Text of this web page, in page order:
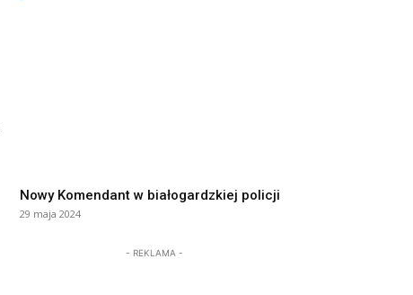
Nowy Komendant w białogardzkiej policji
29 maja 2024
- REKLAMA -